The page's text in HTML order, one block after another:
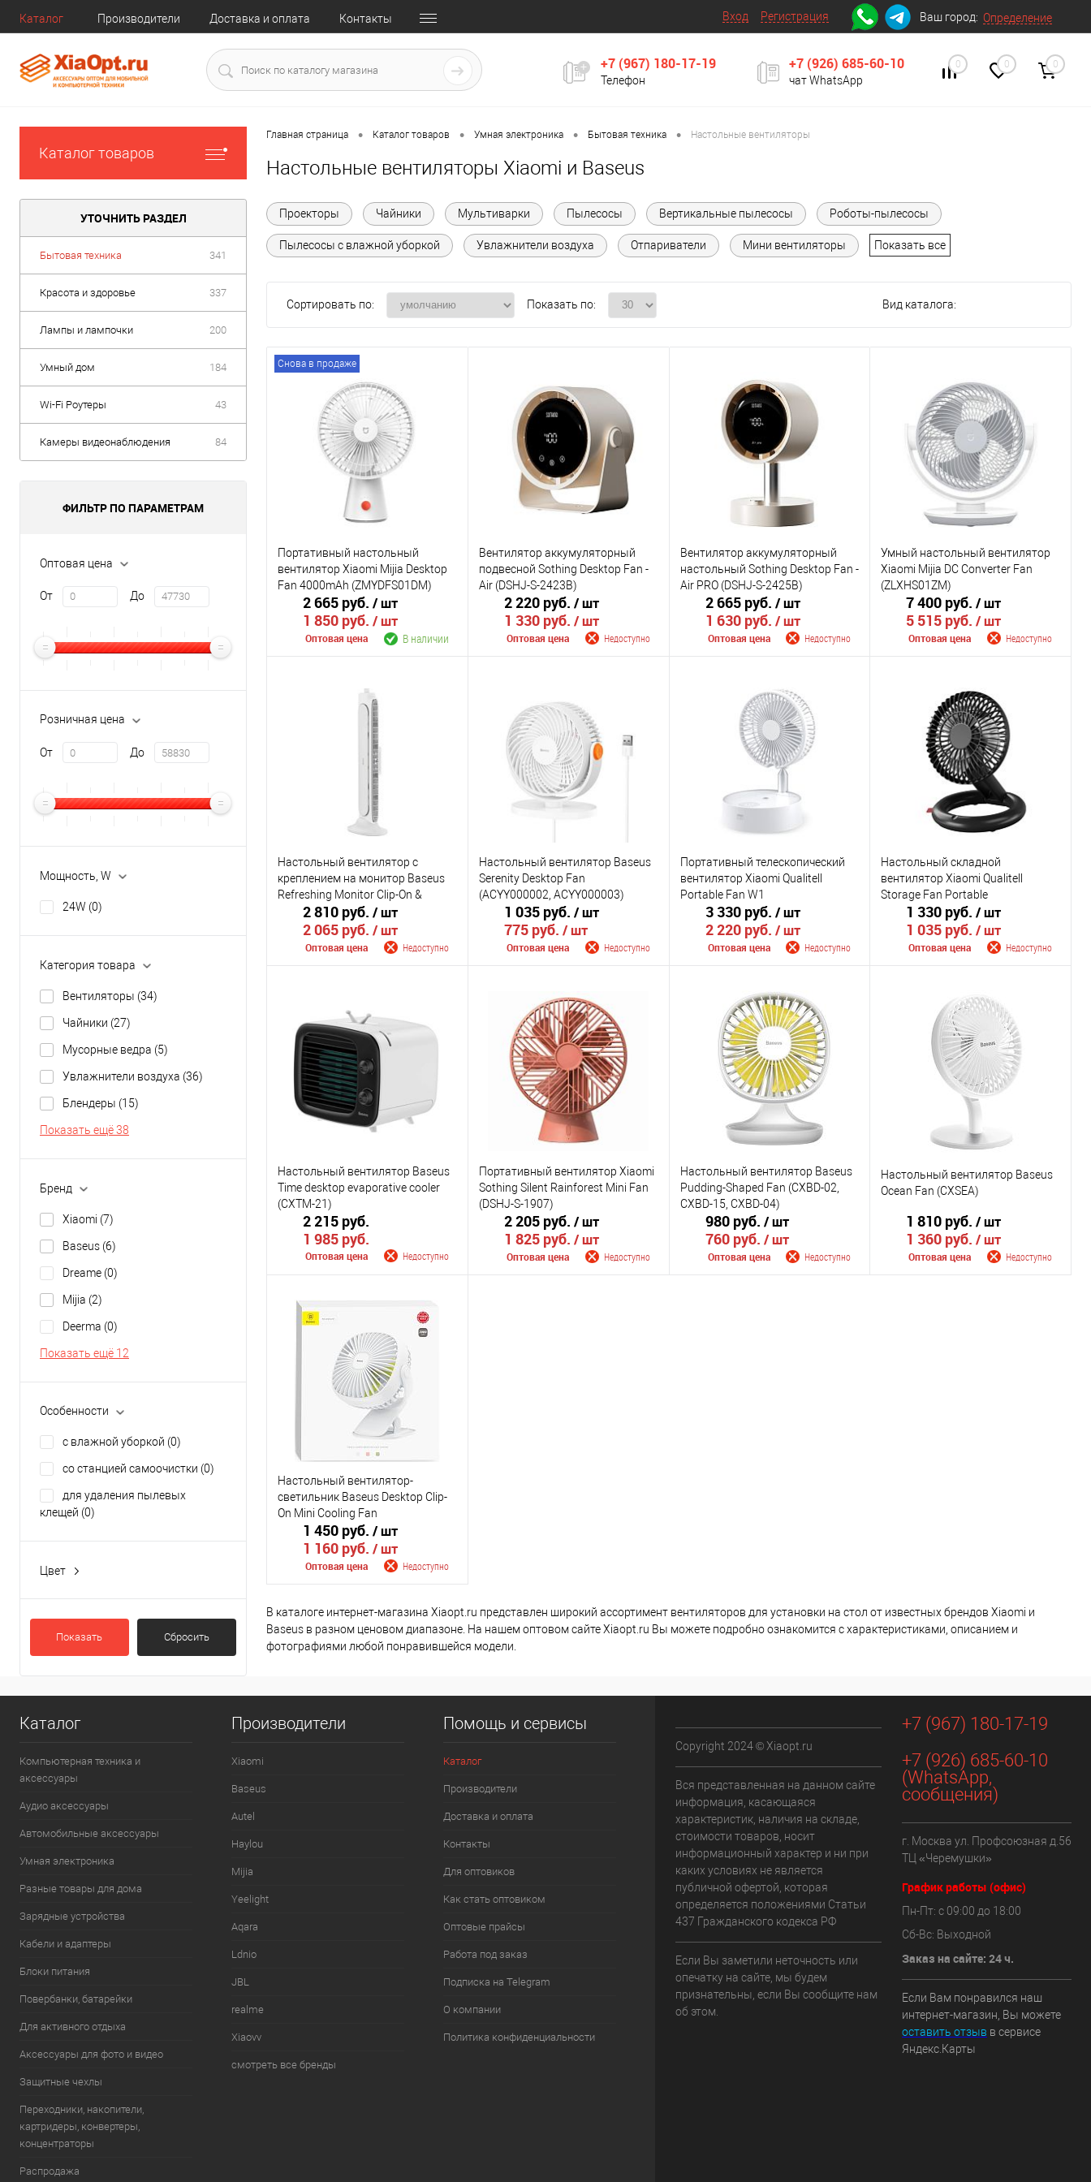
Каталог Производители Доставка и оплата Контакты Вход Регистрация Ваш город: Определение
+7 (967) 180-17-19
Телефон
+7 (926) 685-60-10
чат WhatsApp
0 0 0
Каталог товаров
УТОЧНИТЬ РАЗДЕЛ
Бытовая техника 341
Красота и здоровье 337
Лампы и лампочки 200
Умный дом 184
Wi-Fi Роутеры 43
Камеры видеонаблюдения 84
ФИЛЬТР ПО ПАРАМЕТРАМ
Оптовая цена
От До
Розничная цена
От До
Мощность, W
24W (0)
Категория товара
Вентиляторы (34)
Чайники (27)
Мусорные ведра (5)
Увлажнители воздуха (36)
Блендеры (15)
Показать ещё 38
Бренд
Xiaomi (7)
Baseus (6)
Dreame (0)
Mijia (2)
Deerma (0)
Показать ещё 12
Особенности
с влажной уборкой (0)
со станцией самоочистки (0)
для удаления пылевых
клещей (0)
Цвет
dark gray
blue(1)
Показать ещё 26
Показать Сбросить
Главная страница • Каталог товаров • Умная электроника • Бытовая техника • Настольные вентиляторы
Настольные вентиляторы Xiaomi и Baseus
Проекторы Чайники Мультиварки Пылесосы Вертикальные пылесосы Роботы-пылесосы
Пылесосы с влажной уборкой Увлажнители воздуха Отпариватели Мини вентиляторы Показать все
Сортировать по: Показать по: Вид каталога:
Снова в продаже
Портативный настольный
вентилятор Xiaomi Mijia Desktop
Fan 4000mAh (ZMYDFS01DM)
2 665 руб. / шт
1 850 руб. / шт
Оптовая цена В наличии
Вентилятор аккумуляторный
подвесной Sothing Desktop Fan -
Air (DSHJ-S-2423B)
2 220 руб. / шт
1 330 руб. / шт
Оптовая цена Недоступно
К сравнению
В избранное
Недоступно
Вентилятор аккумуляторный
настольный Sothing Desktop Fan -
Air PRO (DSHJ-S-2425B)
2 665 руб. / шт
1 630 руб. / шт
Оптовая цена Недоступно
К сравнению
В избранное
Недоступно
Умный настольный вентилятор
Xiaomi Mijia DC Converter Fan
(ZLXHS01ZM)
7 400 руб./ шт
5 515 руб./ шт
Оптовая цена Недоступно
К сравнению
В избранное
Недоступно
Настольный вентилятор с
креплением на монитор Baseus
Refreshing Monitor Clip-On &
Stand-Up Desk Fan (ACQS000001,
ACQS000002)
2 810 руб. / шт
2 065 руб. / шт
Оптовая цена Недоступно
К сравнению
В избранное
Цвет
Настольный вентилятор Baseus
Serenity Desktop Fan
(ACYY000002, ACYY000003)
1 035 руб. / шт
775 руб. / шт
Оптовая цена Недоступно
Сообщить о поступлении
К сравнению
В избранное
Недоступно
Портативный телескопический
вентилятор Xiaomi Qualitell
Portable Fan W1
3 330 руб. / шт
2 220 руб. / шт
Оптовая цена Недоступно
Сообщить о поступлении
К сравнению
В избранное
Недоступно
Настольный складной
вентилятор Xiaomi Qualitell
Storage Fan Portable
1 330 руб./ шт
1 035 руб./ шт
Оптовая цена Недоступно
Сообщить о поступлении
К сравнению
В избранное
Недоступно
Настольный вентилятор Baseus
Time desktop evaporative cooler
(CXTM-21)
2 215 руб.
1 985 руб.
Оптовая цена Недоступно
Сообщить о поступлении
К сравнению
В избранное
Недоступно
Портативный вентилятор Xiaomi
Sothing Silent Rainforest Mini Fan
(DSHJ-S-1907)
2 205 руб. / шт
1 825 руб. / шт
Оптовая цена Недоступно
Настольный вентилятор Baseus
Pudding-Shaped Fan (CXBD-02,
CXBD-15, CXBD-04)
980 руб. / шт
760 руб. / шт
Оптовая цена Недоступно
Настольный вентилятор Baseus
Ocean Fan (CXSEA)
1 810 руб./ шт
1 360 руб./ шт
Оптовая цена Недоступно
Настольный вентилятор-
светильник Baseus Desktop Clip-
On Mini Cooling Fan
1 450 руб. / шт
1 160 руб. / шт
Оптовая цена Недоступно
Сообщить о поступлении
К сравнению
В каталоге интернет-магазина Xiaopt.ru представлен широкий ассортимент вентиляторов для установки на стол от известных брендов Xiaomi и
Baseus в разном ценовом диапазоне. На нашем оптовом сайте Xiaopt.ru Вы можете подробно ознакомится с характеристиками, описанием и
фотографиями любой понравившейся модели.
Каталог
Компьютерная техника и
аксессуары
Аудио аксессуары
Автомобильные аксессуары
Умная электроника
Разные товары для дома
Зарядные устройства
Кабели и адаптеры
Блоки питания
Повербанки, батарейки
Для активного отдыха
Аксессуары для фото и видео
Защитные чехлы
Переходники, накопители,
картридеры, конвертеры,
концентраторы
Распродажа
Производители
Xiaomi
Baseus
Autel
Haylou
Mijia
Yeelight
Aqara
Ldnio
JBL
realme
Xiaovv
смотреть все бренды
Помощь и сервисы
Каталог
Производители
Доставка и оплата
Контакты
Для оптовиков
Как стать оптовиком
Оптовые прайсы
Работа под заказ
Подписка на Telegram
О компании
Политика конфиденциальности
Copyright 2024 © Xiaopt.ru
Вся представленная на данном сайте
информация, касающаяся
характеристик, наличия на складе,
стоимости товаров, носит
информационный характер и ни при
каких условиях не является
публичной офертой, которая
определяется положениями Статьи
437 Гражданского кодекса РФ
Если Вы заметили неточность или
опечатку на сайте, мы будем
признательны, если Вы сообщите нам
об этом.
+7 (967) 180-17-19
+7 (926) 685-60-10
(WhatsApp,
сообщения)
г. Москва ул. Профсоюзная д.56
ТЦ «Черемушки»
График работы (офис)
Пн-Пт: с 09:00 до 18:00
Сб-Вс: Выходной
Заказ на сайте: 24 ч.
Если Вам понравился наш
интернет-магазин, Вы можете
оставить отзыв в сервисе
Яндекс.Карты